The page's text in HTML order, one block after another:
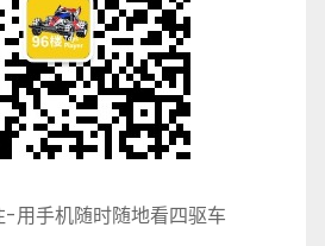
用手机随时随地看四驱车